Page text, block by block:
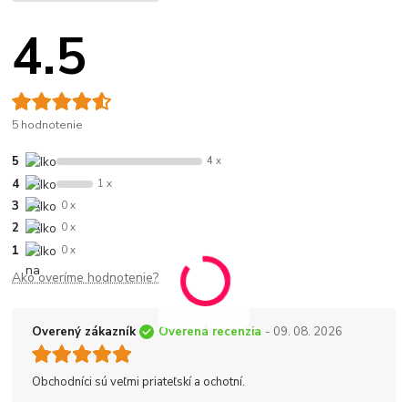
4.5
5 hodnotenie
5 4 x
4 1 x
3 0 x
2 0 x
1 0 x
Ako overíme hodnotenie?
Overený zákazník Overená recenzia - 09. 08. 2026
Obchodníci sú veľmi priateľskí a ochotní.